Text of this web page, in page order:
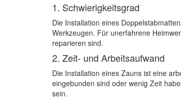
1. Schwierigkeitsgrad
Die Installation eines
Werkzeugen. Für unerfahrene
reparieren sind.
2. Zeit- und Arbeitsaufwand
Die Installation eines Zauns ist eine
eingebunden sind oder wenig Zeit
sein.